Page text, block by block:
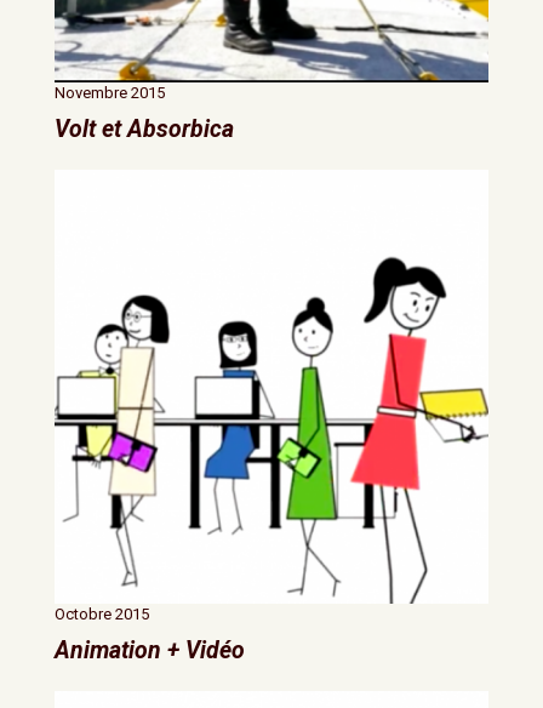
Novembre 2015
Volt et Absorbica
Octobre 2015
Animation + Vidéo